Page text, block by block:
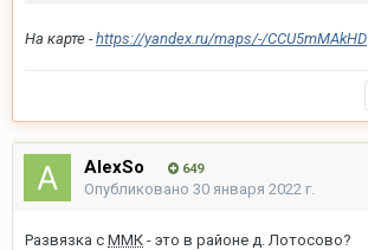
На карте -https://yandex.ru/maps/-/CCU5mMAkHD
AlexSo 649
Опубликовано 30 января 2022 г.
Развязка с ММК - это в районе д. Лотосово?